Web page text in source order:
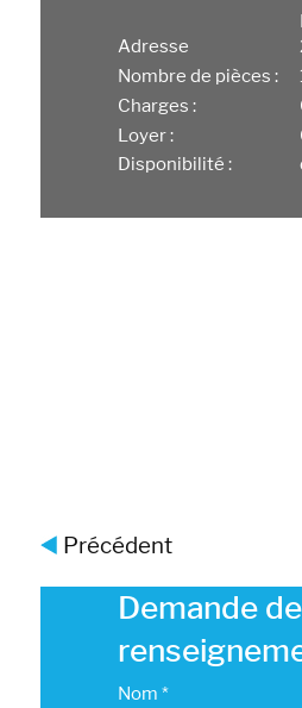
Adresse
Nombre de pièces :
Charges :
Loyer :
Disponibilité :
Précédent
Demande de
Nom *